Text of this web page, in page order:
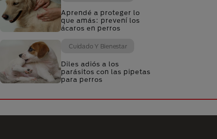
Aprendé a proteger lo
que amás: prevení los
ácaros en perros
Cuidado Y Bienestar
Diles adiós a los
parásitos con las pipetas
para perros